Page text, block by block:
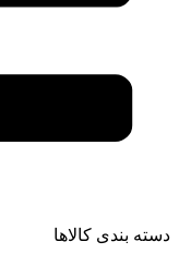
دسته بندی کالاها